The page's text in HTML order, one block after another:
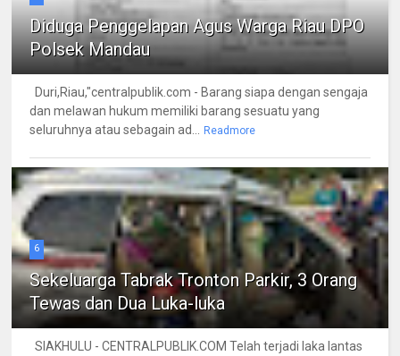
Diduga Penggelapan Agus Warga Riau DPO
Polsek Mandau
Duri,Riau,"centralpublik.com - Barang siapa dengan sengaja
dan melawan hukum memiliki barang sesuatu yang
seluruhnya atau sebagain ad...
Readmore
6
Sekeluarga Tabrak Tronton Parkir, 3 Orang
Tewas dan Dua Luka-luka
SIAKHULU - CENTRALPUBLIK.COM Telah terjadi laka lantas